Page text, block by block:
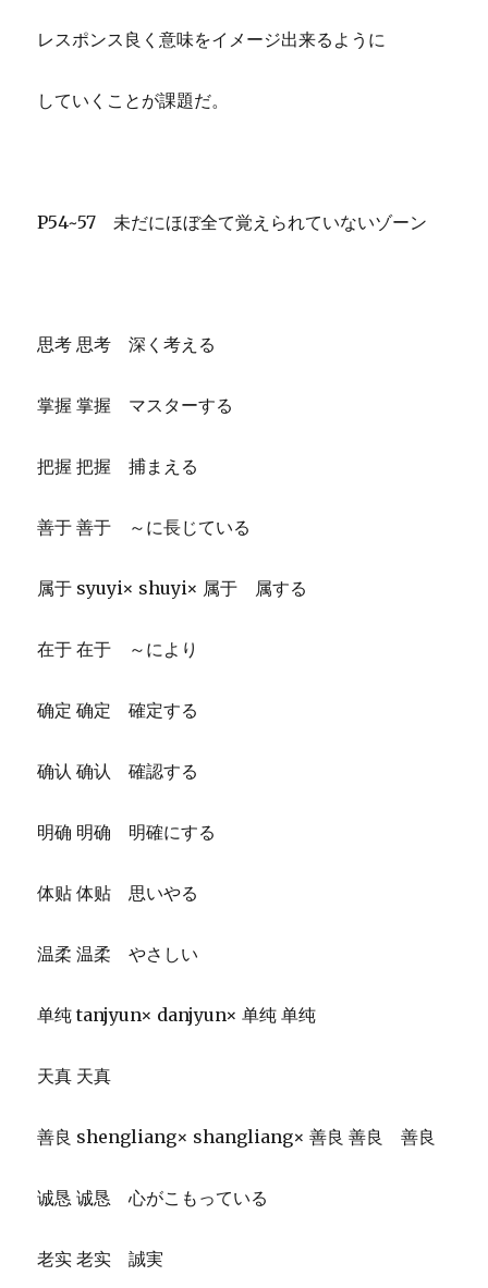
レスポンス良く意味をイメージ出来るように
していくことが課題だ。
P54~57 未だにほぼ全て覚えられていないゾーン
思考 思考 深く考える
掌握 掌握 マスターする
把握 把握 捕まえる
善于 善于 ～に長じている
属于 syuyi× shuyi× 属于 属する
在于 在于 ～により
确定 确定 確定する
确认 确认 確認する
明确 明确 明確にする
体贴 体贴 思いやる
温柔 温柔 やさしい
单纯 tanjyun× danjyun× 单纯 单纯
天真 天真
善良 shengliang× shangliang× 善良 善良 善良
诚恳 诚恳 心がこもっている
老实 老实 誠実